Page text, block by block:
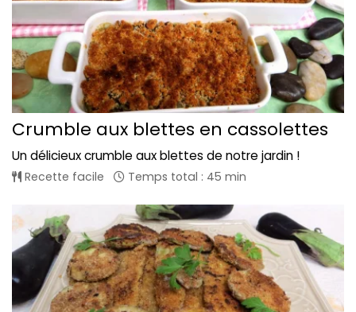
Crumble aux blettes en cassolettes
Un délicieux crumble aux blettes de notre jardin !
Recette facile Temps total : 45 min